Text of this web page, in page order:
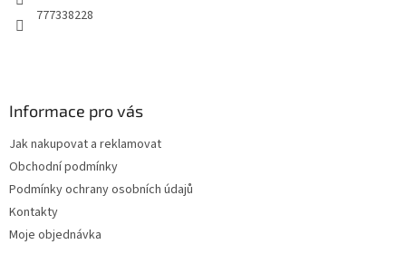
777338228
Informace pro vás
Jak nakupovat a reklamovat
Obchodní podmínky
Podmínky ochrany osobních údajů
Kontakty
Moje objednávka